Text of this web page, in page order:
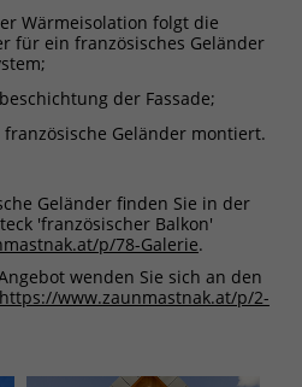
Wärmeisolation folgt die
für ein französisches Geländer
der Fassade;
Geländer montiert.
Geländer finden Sie in der
'französischer Balkon'
p/78-Galerie.
wenden Sie sich an den
https://www.zaunmastnak.at/p/2-